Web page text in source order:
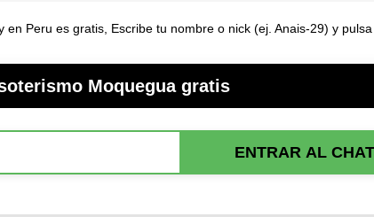
Peru es gratis, Escribe tu nombre o nick (ej. Anais-29) y
Moquegua gratis
ENTRAR AL CHAT